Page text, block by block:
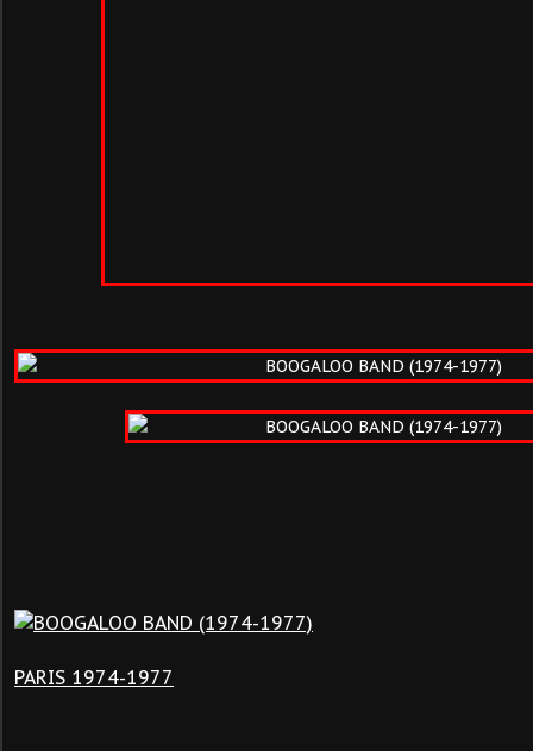
PARIS 1974-1977